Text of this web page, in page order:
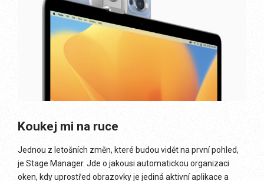
Koukej mi na ruce
Jednou z letošních změn, které budou vidět na první pohled,
je Stage Manager. Jde o jakousi automatickou organizaci
oken, kdy uprostřed obrazovky je jediná aktivní aplikace a